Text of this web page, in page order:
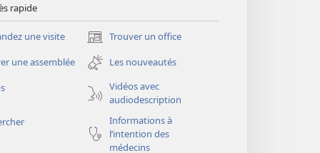
rapide
une visite Trouver un office
(ouvre
une
nouvelle
fenêtre)
une assemblée
Les nouveautés
Vidéos avec
audiodescription
Informations à
l’intention des
médecins